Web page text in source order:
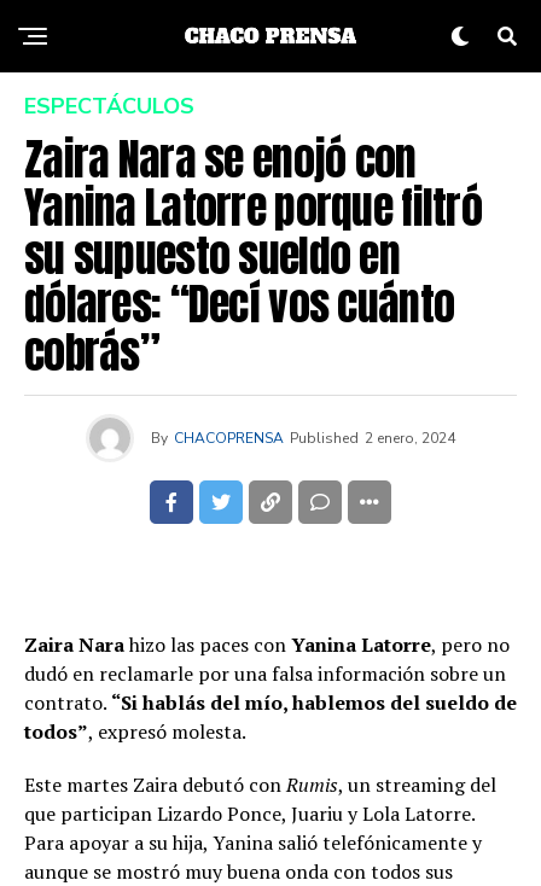
ESPECTÁCULOS
Zaira Nara se enojó con
Yanina Latorre porque filtró
su supuesto sueldo en
dólares: “Decí vos cuánto
cobrás”
By CHACOPRENSA Published 2 enero, 2024
Zaira Narahizo las paces conYanina Latorre, pero no
dudó en reclamarle por una falsa información sobre un
contrato. “Si hablás del mío, hablemos del sueldo de
todos”, expresó molesta.
Este martes Zaira debutó conRumis, un streaming del
que participan Lizardo Ponce, Juariu y Lola Latorre.
Para apoyar a su hija, Yanina salió telefónicamente y
aunque se mostró muy buena onda con todos sus